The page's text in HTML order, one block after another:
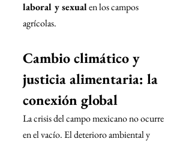
laboral y sexual en los campos
agrícolas.
Cambio climático y
justicia alimentaria: la
conexión global
La crisis del campo mexicano no ocurre
en el vacío. El deterioro ambiental y